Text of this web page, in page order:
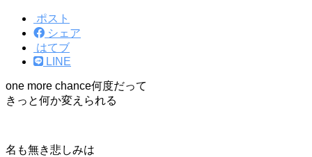
ポスト
シェア
はてブ
LINE
one more chance何度だって
きっと何か変えられる
名も無き悲しみは